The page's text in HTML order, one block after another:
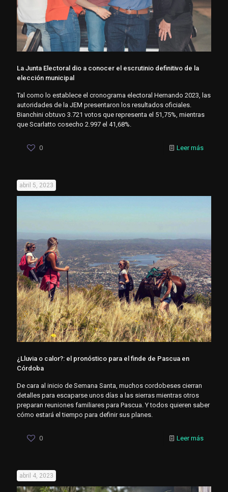
La Junta Electoral dio a conocer el escrutinio definitivo de la
elección municipal
Tal como lo establece el cronograma electoral Hernando 2023, las
autoridades de la JEM presentaron los resultados oficiales.
Bianchini obtuvo 3.721 votos que representa el 51,75%, mientras
que Scarlatto cosecho 2.997 el 41,68%.
0 Leer más
abril 5, 2023
¿Lluvia o calor?: el pronóstico para el finde de Pascua en
Córdoba
De cara al inicio de Semana Santa, muchos cordobeses cierran
detalles para escaparse unos días a las sierras mientras otros
preparan reuniones familiares para Pascua. Y todos quieren saber
cómo estará el tiempo para definir sus planes.
0 Leer más
abril 4, 2023